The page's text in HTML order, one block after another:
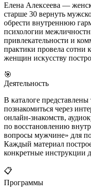
Елена Алексеева —
старше 30 вернуть
обрести внутреннюю
психологии
привлекательности и
практики провела сотни
женщин искусству
🎯
Деятельность
В каталоге
познакомиться через
онлайн-знакомств,
по восстановлению
вопросы мужчине» для
Каждый материал
конкретные инструкции
📋
Программы